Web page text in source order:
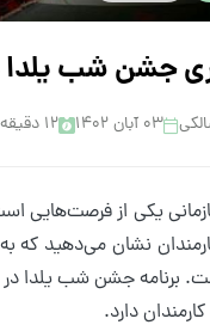
جشن شب یلدا
۰۳ آبان ۱۴۰۲ 12 دقیقه مطالعه
یکی از فرصت‌هایی
نشان می‌دهید که
برنامه جشن شب یلدا در
دارد.